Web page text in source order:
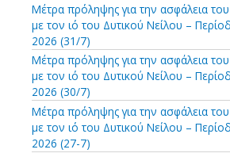
Μέτρα πρόληψης για την ασφάλεια του
με τον ιό του Δυτικού Νείλου –
2026 (31/7)
Μέτρα πρόληψης για την ασφάλεια του
με τον ιό του Δυτικού Νείλου –
2026 (30/7)
Μέτρα πρόληψης για την ασφάλεια του
με τον ιό του Δυτικού Νείλου –
2026 (27-7)